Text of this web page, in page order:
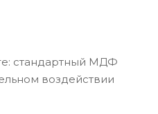
стандартный МДФ
воздействии